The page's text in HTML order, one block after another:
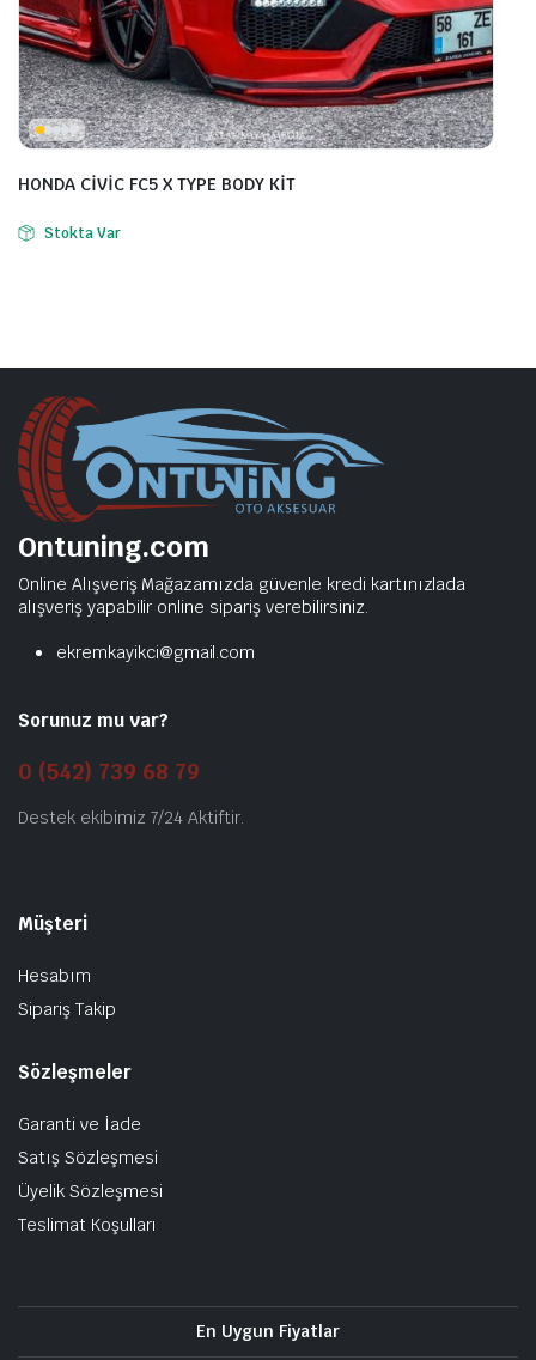
HONDA CİVİC FC5 X TYPE BODY KİT
Stokta Var
Ontuning.com
Online Alışveriş Mağazamızda güvenle kredi kartınızlada
alışveriş yapabilir online sipariş verebilirsiniz.
ekremkayikci@gmail.com
Sorunuz mu var?
0 (542) 739 68 79
Destek ekibimiz 7/24 Aktiftir.
Müşteri
Hesabım
Sipariş Takip
Sözleşmeler
Garanti ve İade
Satış Sözleşmesi
Üyelik Sözleşmesi
Teslimat Koşulları
En Uygun Fiyatlar